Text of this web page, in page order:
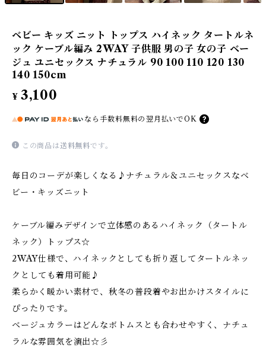
ベビー キッズ ニット トップス ハイネック タートルネ
ック ケーブル編み 2WAY 子供服 男の子 女の子 ベー
ジュ ユニセックス ナチュラル 90 100 110 120 130
140 150cm
¥ 3,100
なら 手数料無料の 翌月払いでOK
この商品は送料無料です。
毎日のコーデが楽しくなる♪ナチュラル＆ユニセックスなベ
ビー・キッズニット
ケーブル編みデザインで立体感のあるハイネック（タートル
ネック）トップス☆
2WAY仕様で、ハイネックとしても折り返してタートルネッ
クとしても着用可能♪
柔らかく暖かい素材で、秋冬の普段着やお出かけスタイルに
ぴったりです。
ベージュカラーはどんなボトムスとも合わせやすく、ナチュ
ラルな雰囲気を演出☆彡